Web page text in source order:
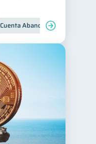
Cuenta Abandonada